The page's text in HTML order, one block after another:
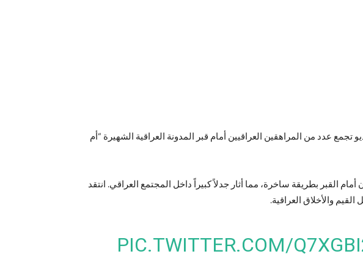
عدد من المراهقين العراقيين أمام قبر المدونة العراقية الشهيرة “أم
بطريقة ساخرة، مما أثار جدلاً كبيراً داخل المجتمع العراقي. انتقد
والأخلاق العراقية.
PIC.TWITTER.COM/